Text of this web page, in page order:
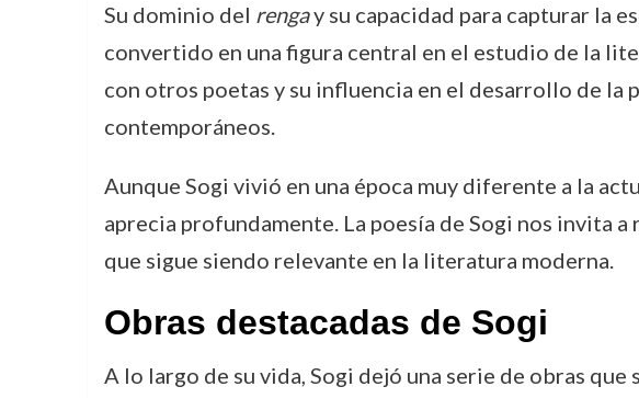
Su dominio del rengay su capacidad para capturar la
convertido en una figura central en el estudio de la
con otros poetas y su influencia en el desarrollo de la
contemporáneos.
Aunque Sogi vivió en una época muy diferente a la
aprecia profundamente. La poesía de Sogi nos invita
que sigue siendo relevante en la literatura moderna.
Obras destacadas de Sogi
A lo largo de su vida, Sogi dejó una serie de obras